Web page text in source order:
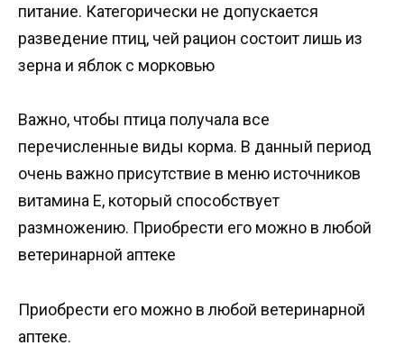
питание. Категорически не допускается
разведение птиц, чей рацион состоит лишь из
зерна и яблок с морковью
Важно, чтобы птица получала все
перечисленные виды корма. В данный период
очень важно присутствие в меню источников
витамина Е, который способствует
размножению. Приобрести его можно в любой
ветеринарной аптеке
Приобрести его можно в любой ветеринарной
аптеке.